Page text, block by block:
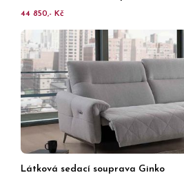
44 850,- Kč
Látková sedací souprava Ginko